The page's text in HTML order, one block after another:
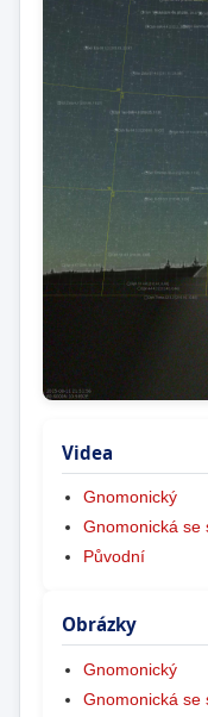
Videa
Gnomonický
Gnomonická se
Původní
Obrázky
Gnomonický
Gnomonická se